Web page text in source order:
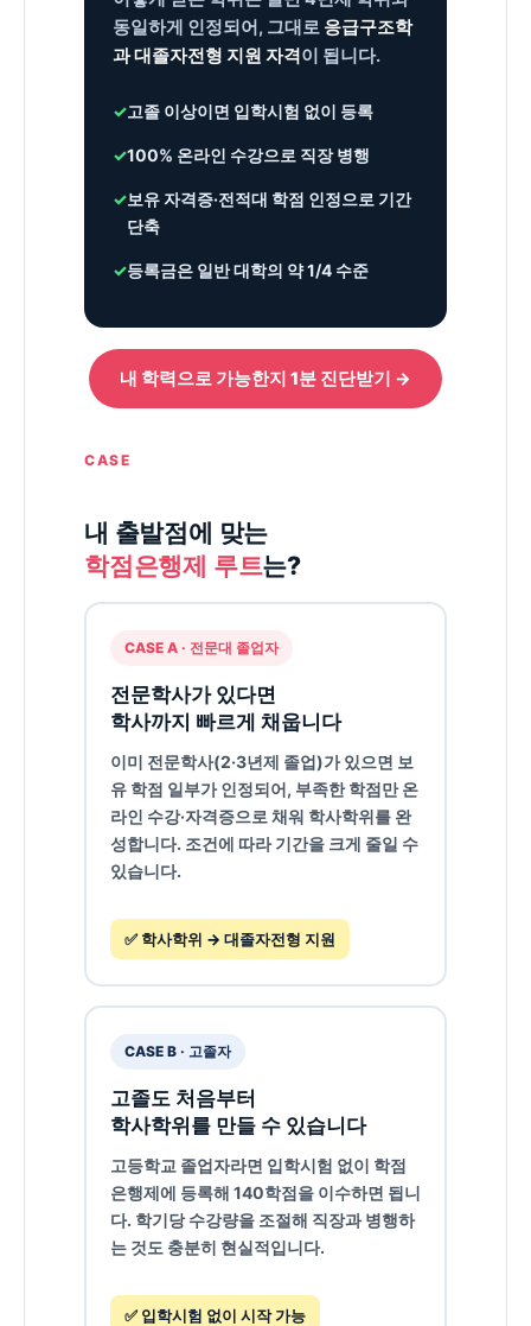
동일하게 인정되어, 그대로 응급구조학
과 대졸자전형 지원 자격이 됩니다.
✓고졸 이상이면 입학시험 없이 등록
✓100% 온라인 수강으로 직장 병행
✓보유 자격증·전적대 학점 인정으로 기간
단축
✓등록금은 일반 대학의 약 1/4 수준
내 학력으로 가능한지 1분 진단받기 →
CASE
내 출발점에 맞는
학점은행제 루트는?
CASE A · 전문대 졸업자
전문학사가 있다면
학사까지 빠르게 채웁니다
이미 전문학사(2·3년제 졸업)가 있으면 보
유 학점 일부가 인정되어, 부족한 학점만 온
라인 수강·자격증으로 채워 학사학위를 완
성합니다. 조건에 따라 기간을 크게 줄일 수
있습니다.
✅ 학사학위 → 대졸자전형 지원
CASE B · 고졸자
고졸도 처음부터
학사학위를 만들 수 있습니다
고등학교 졸업자라면 입학시험 없이 학점
은행제에 등록해 140학점을 이수하면 됩니
다. 학기당 수강량을 조절해 직장과 병행하
는 것도 충분히 현실적입니다.
✅ 입학시험 없이 시작 가능